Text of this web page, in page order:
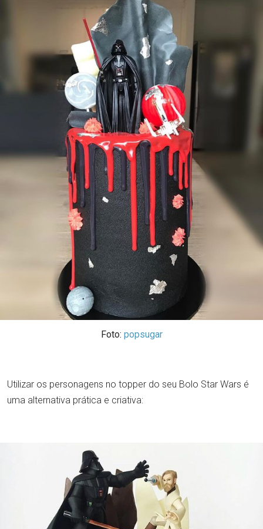
Foto: popsugar
Utilizar os personagens no topper do seu Bolo Star Wars é
uma alternativa prática e criativa: